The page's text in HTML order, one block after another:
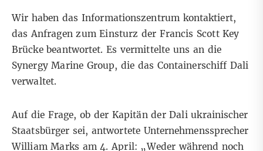
Wir haben dasInformationszentrum kontaktiert,
das Anfragen zum Einsturz der Francis Scott Key
Brücke beantwortet. Es vermittelte uns an die
Synergy Marine Group, die das Containerschiff Dali
verwaltet.
Auf die Frage, ob der Kapitän der Dali ukrainischer
Staatsbürger sei, antwortete Unternehmenssprecher
William Marks am 4. April: „Weder während noch